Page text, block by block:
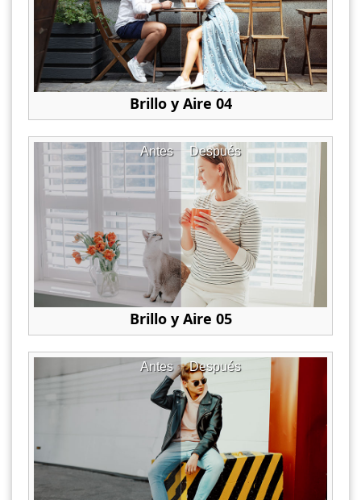
Brillo y Aire 04
Después
Antes
Brillo y Aire 05
Después
Antes